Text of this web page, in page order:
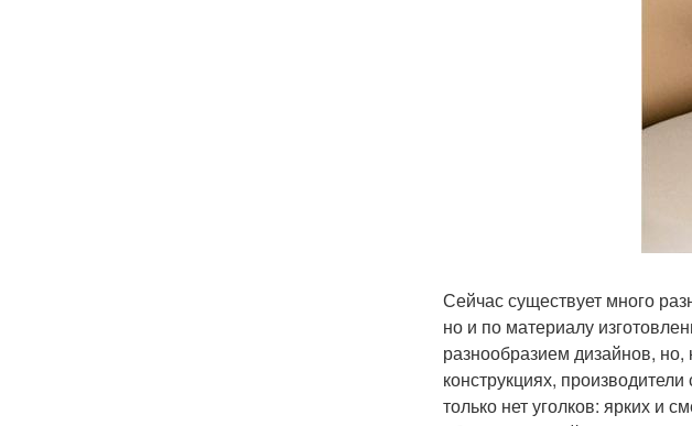
Сейчас существует много
но и по материалу
разнообразием дизайнов,
конструкциях,
только нет уголков: ярких и